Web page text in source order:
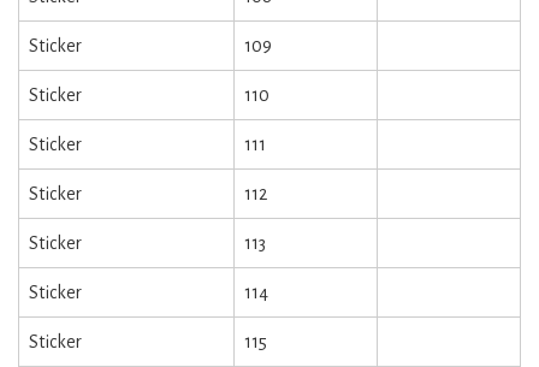
Sticker 109
Sticker 110
Sticker 111
Sticker 112
Sticker 113
Sticker 114
Sticker 115